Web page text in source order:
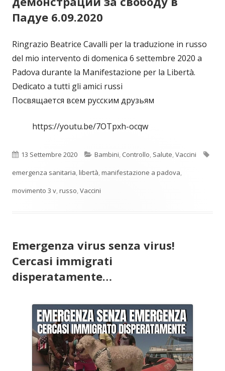
Падуе 6.09.2020
Ringrazio Beatrice Cavalli per la traduzione in russo
del mio intervento di domenica 6 settembre 2020 a
Padova durante la Manifestazione per la Libertà.
Dedicato a tutti gli amici russi
Посвящается всем русским друзьям
https://youtu.be/7OTpxh-ocqw
Pubblicato
13 Settembre 2020 Categorie
Bambini, Controllo, Salute,Vaccini
emergenza sanitaria,libertà,manifestazione a padova,
movimento 3 v,russo,Vaccini
Emergenza virus senza virus!
Cercasi immigrati
disperatamente…